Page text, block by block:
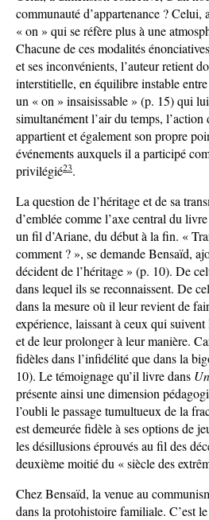
communauté d’appartenance ?
« on » qui se réfère plus à une
Chacune de ces modalités
et ses inconvénients, l’auteur retient
interstitielle, en équilibre instable
un « on » insaisissable » (p. 15) qui
simultanément l’air du temps,
appartient et également son propre
événements auxquels il a participé
privilégié23.
La question de l’héritage et de sa
d’emblée comme l’axe central du
un fil d’Ariane, du début à la fin. «
comment ? », se demande Bensaïd,
décident de l’héritage » (p. 10). De
dans lequel ils se reconnaissent. De
dans la mesure où il leur revient de
expérience, laissant à ceux qui
et de leur prolonger à leur manière.
fidèles dans l’infidélité que dans la
10). Le témoignage qu’il livre dans
présente ainsi une dimension
l’oubli le passage tumultueux de la
est demeurée fidèle à ses options de
les désillusions éprouvés au fil des
deuxième moitié du « siècle des
Chez Bensaïd, la venue au
dans la protohistoire familiale. C’est